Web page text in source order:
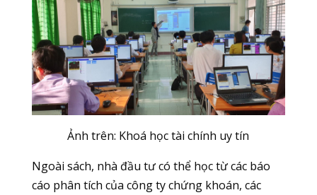
Ảnh trên: Khoá học tài chính uy tín
Ngoài sách, nhà đầu tư có thể học từ các báo
cáo phân tích của công ty chứng khoán, các